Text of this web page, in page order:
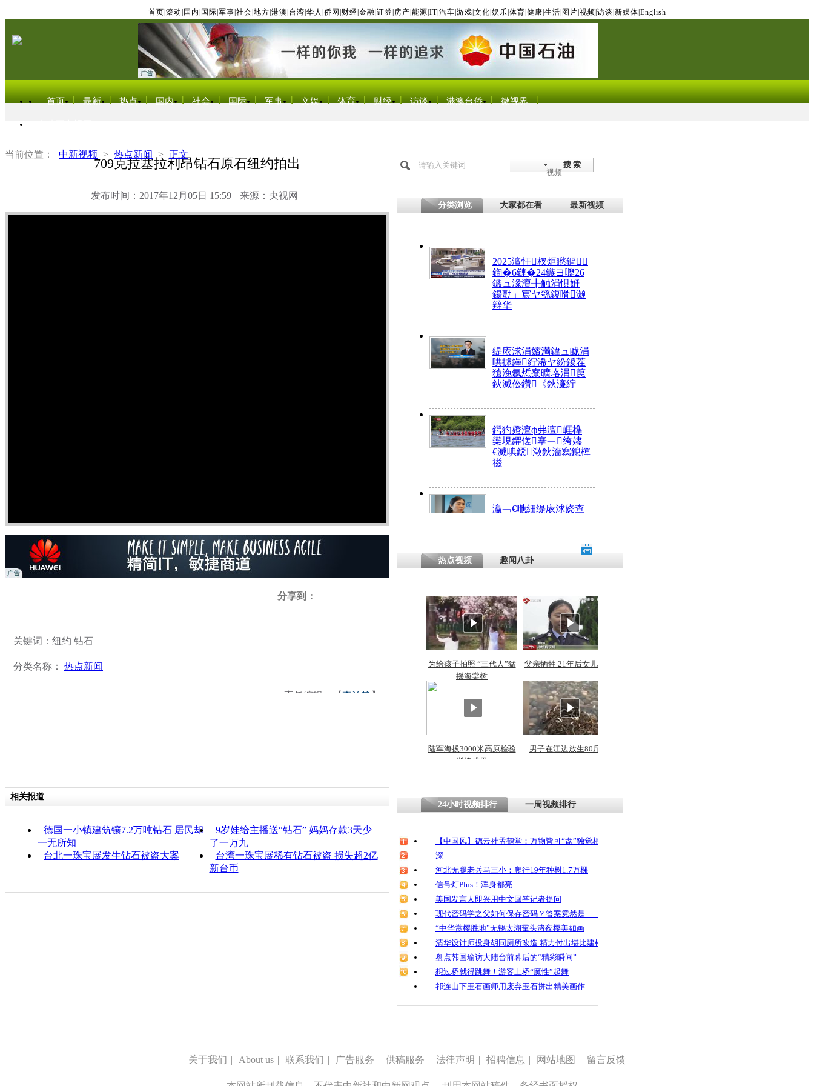
首页 滚动 国内 国际 军事 社会 地方 港澳 台湾 华人 侨网 财经 金融 证券 房产 能源 IT| 汽车 游戏 文化 娱乐 体育 健康 生活 图片 视频 访谈 新媒体 English
首页 最新 热点 国内 社会 国际 军事 文娱 体育 财经 访谈 港澳台侨 微视界
当前位置： 中新视频 > 热点新闻 > 正文
709克拉塞拉利昂钻石原石纽约拍出
发布时间：2017年12月05日 15:59 来源：央视网
搜 索
视频
分类浏览 大家都在看 最新视频
2025澶忓杈炬矁鏂
鍧�6鏈�24鏃ヨ嚦26
鏃ュ湪澶╂触涓惧姙
鍚勯」宸ヤ綔鍑嗗灏
辩华
缇庡浗涓嬪満鍏ュ眬涓
哄摢鑸紵浠ヤ紛鍐茬
獊浼氬惁寮曠垎涓笢
鈥滅伀鑽《鈥濓紵
鍔犳嬁澶ф弗澶崕榫
欒垷鑺傞搴﹁绔嬧
€滅唺鐚澂鈥濇寫鎴樿
禌
瀛﹁€咃細缇庡浗娆查
€间笢鍗椾簹涓庝腑鍥
熷悎浣� 涓ㄥ浗闄呰
瘑灞€
娉板浗閫€褰圭┖鍐涗
笂灏嗭細姝�-10CE缁
忓彈瀹炴垬妫€楠岋紝
鍚稿紩澶氬浗鍏虫敞涓
ㄤ笘鐣岃
709克拉塞拉利昂钻石
原石纽约拍出
分享到：
关键词：纽约 钻石
分类名称： 热点新闻
责任编辑：【李泊静】
热点视频 趣闻八卦
为给孩子拍照 “三代人”猛
摇海棠树
父亲牺牲 21年后女儿从警
陆军海拔3000米高原检验
训练成果
男子在江边放生80斤蛇
相关报道
德国一小镇建筑镶7.2万吨钻石 居民却
一无所知
9岁娃给主播送“钻石” 妈妈存款3天少
了一万九
台北一珠宝展发生钻石被盗大案
台湾一珠宝展稀有钻石被盗 损失超2亿
新台币
24小时视频排行 一周视频排行
【中国风】德云社孟鹤堂：万物皆可“盘”独觉相声
深
河北无腿老兵马三小：爬行19年种树1.7万棵
信号灯Plus！浑身都亮
美国发言人即兴用中文回答记者提问
现代密码学之父如何保存密码？答案竟然是……
“中华赏樱胜地”无锡太湖鼋头渚夜樱美如画
清华设计师投身胡同厕所改造 精力付出堪比建楼
盘点韩国瑜访大陆台前幕后的“精彩瞬间”
想过桥就得跳舞！游客上桥“魔性”起舞
祁连山下玉石画师用废弃玉石拼出精美画作
关于我们 | About us | 联系我们 | 广告服务 | 供稿服务 | 法律声明 | 招聘信息 | 网站地图 | 留言反馈